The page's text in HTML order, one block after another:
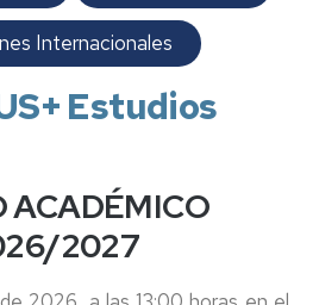
Internacionales
Estudios
ACADÉMICO
2027